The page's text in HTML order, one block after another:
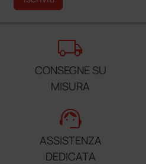
local_shipping
CONSEGNE SU
MISURA
support_agent
ASSISTENZA
DEDICATA